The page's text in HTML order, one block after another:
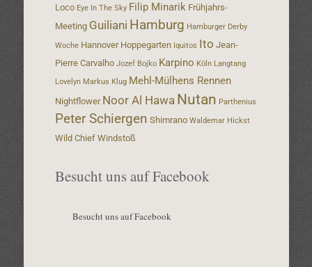
Loco Eye In The Sky Filip Minarik Frühjahrs-
Meeting Guiliani Hamburg Hamburger Derby
Woche Hannover Hoppegarten Iquitos Ito Jean-
Pierre Carvalho Jozef Bojko Karpino Köln Langtang
Lovelyn Markus Klug Mehl-Mülhens Rennen
Nightflower Noor Al Hawa Nutan Parthenius
Peter Schiergen Shimrano Waldemar Hickst
Wild Chief Windstoß
Besucht uns auf Facebook
Besucht uns auf Facebook